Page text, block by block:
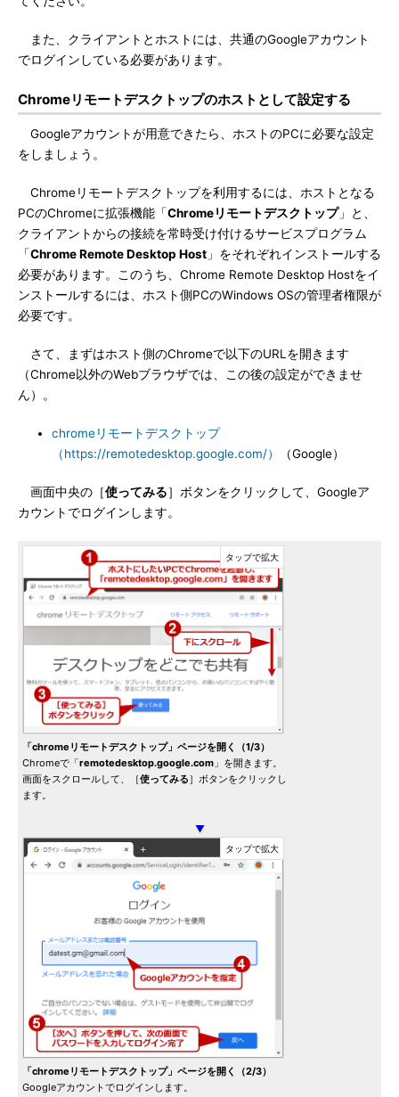
また、クライアントとホストには、共通のGoogleアカウント
でログインしている必要があります。
Chromeリモートデスクトップのホストとして設定する
Googleアカウントが用意できたら、ホストのPCに必要な設定
をしましょう。
Chromeリモートデスクトップを利用するには、ホストとなる
PCのChromeに拡張機能「Chromeリモートデスクトップ」と、
クライアントからの接続を常時受け付けるサービスプログラム
「Chrome Remote Desktop Host 」をそれぞれインストールする
必要があります。このうち、Chrome Remote Desktop Hostをイ
ンストールするには、ホスト側PCのWindows OSの管理者権限が
必要です。
さて、まずはホスト側のChromeで以下のURLを開きます
（Chrome以外のWebブラウザでは、この後の設定ができませ
ん）。
chromeリモートデスクトップ
（https://remotedesktop.google.com/）
（Google）
画面中央の［使ってみる］ボタンをクリックして、Googleア
カウントでログインします。
「chromeリモートデスクトップ」ページを開く（1/3）
Chromeで「remotedesktop.google.com 」を開きます。
画面をスクロールして、［使ってみる］ボタンをクリックし
ます。
▼
「chromeリモートデスクトップ」ページを開く（2/3）
Googleアカウントでログインします。